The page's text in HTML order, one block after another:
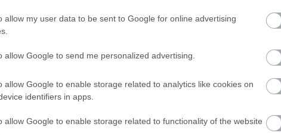
allow my user data to be sent to Google for online advertising
allow Google to send me personalized advertising.
allow Google to enable storage related to analytics like cookies on
identifiers in apps.
allow Google to enable storage related to functionality of the website
Anadolu, Getty Images
én érkezett meg, idén azonban korábban tért vissza,
hiszen ilyen korán még egyszer sem érkezett
Európai Gólyafalvak Hálózatának. A település az
fekszik, így a helyiek minden évben